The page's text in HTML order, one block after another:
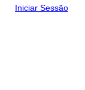
Iniciar Sessão